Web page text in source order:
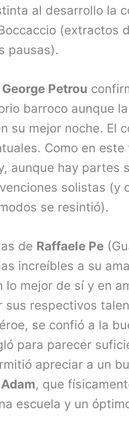
al desarrollo la
(extractos
pausas).
George Petrou
barroco aunque
su mejor noche. El
Como en
aunque hay partes
solistas (y
se resintió).
de Raffaele Pe
increíbles a su
lo mejor de sí y en
sus respectivos
se confió a la
para parecer
apreciar a un
, que
escuela y un